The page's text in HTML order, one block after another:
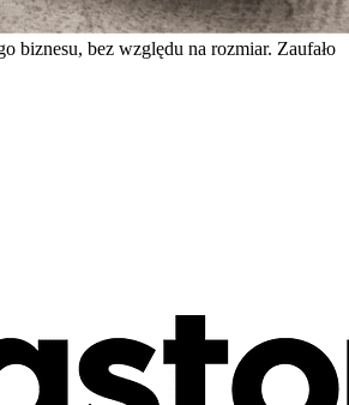
biznesu, bez względu na rozmiar. Zaufało